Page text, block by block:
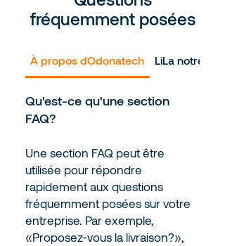
fréquemment posées
À propos dOdonatech LiLa notre
Qu'est-ce qu'une section
FAQ?
Une section FAQ peut être
utilisée pour répondre
rapidement aux questions
fréquemment posées sur votre
entreprise. Par exemple,
«Proposez-vous la livraison?»,